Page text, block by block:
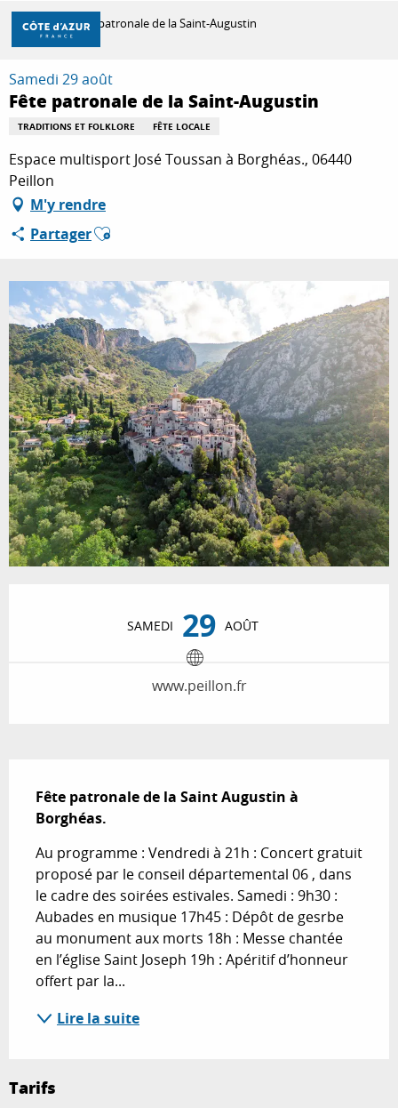
Aller
contenu
principal
DÉCOUVRIR
À FAIRE
SÉJOURNER
Accueil Fête patronale de la Saint-Augustin
Samedi 29 août
Fête patronale de la Saint-Augustin
TRADITIONS ET FOLKLORE FÊTE LOCALE
Espace multisport José Toussan à Borghéas., 06440
Peillon
M'y rendre
PartagerAjouter aux favoris
SAMEDI 29 AOÛT
www.peillon.fr
Fête patronale de la Saint Augustin à
Borghéas.
Au programme : Vendredi à 21h : Concert gratuit
proposé par le conseil départemental 06 , dans
le cadre des soirées estivales. Samedi : 9h30 :
Aubades en musique 17h45 : Dépôt de gesrbe
au monument aux morts 18h : Messe chantée
en l’église Saint Joseph 19h : Apéritif d’honneur
offert par la...
Lire la suite
Tarifs